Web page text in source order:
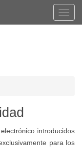
introducidos
para los